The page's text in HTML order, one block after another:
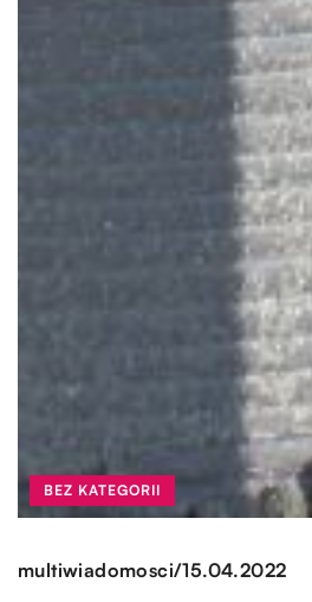
BEZ KATEGORII
multiwiadomosci/15.04.2022